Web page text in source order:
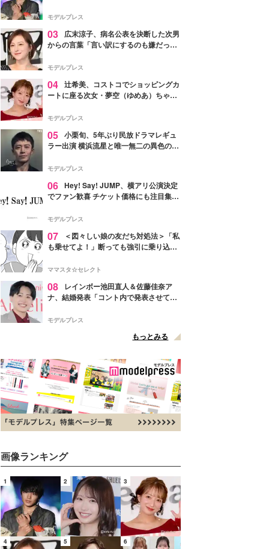
「かっこいい」と反響
モデルプレス
03
広末涼子、病名公表を決断した次男
からの言葉「言い訳にするのも嫌だっ
モデルプレス
04 辻希美、コストコでショッピングカ
ートに座る次女・夢空（ゆめあ）ちゃん
ぎ」「成長を感じる」の声
モデルプレス
05 小栗旬、5年ぶり民放ドラマレギュ
ラー出演 横浜流星と唯一無二の異色のバ
モデルプレス
06 Hey! Say! JUMP、横アリ公演決定
でファン歓喜 チケット価格にも注目集ま
モデルプレス
07
＜図々しい娘の友だち対処法＞「私
も乗せてよ！」断っても強引に乗り込ん
ママスタ☆セレクト
08
レインボー池田直人＆佐藤佳奈ア
ナ、結婚発表「コント内で発表させてい
点変更のため
モデルプレス
もっとみる
画像ランキング
1 2 3
4 5 6